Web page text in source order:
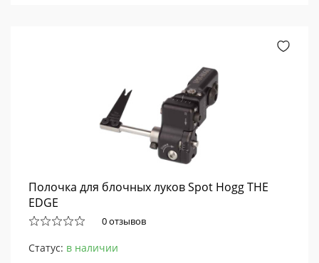
Полочка для блочных луков Spot Hogg THE
EDGE
0 отзывов
Статус: в наличии